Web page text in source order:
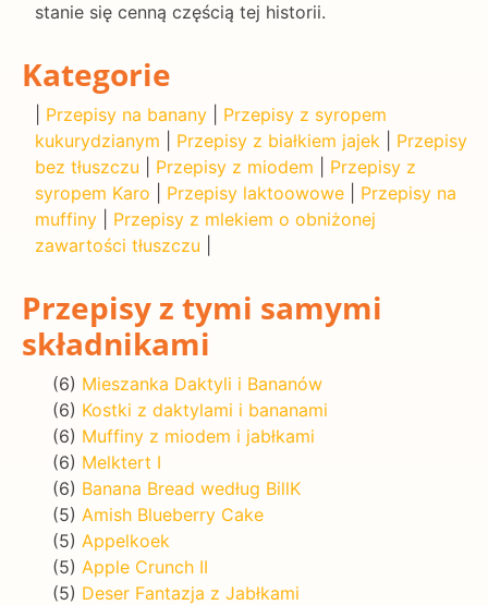
stanie się cenną częścią tej historii.
Kategorie
Przepisy na banany
Przepisy z syropem
kukurydzianym
Przepisy z białkiem jajek
Przepisy
bez tłuszczu
Przepisy z miodem
Przepisy z
syropem Karo
Przepisy laktoowowe
Przepisy na
muffiny
Przepisy z mlekiem o obniżonej
zawartości tłuszczu
Przepisy z tymi samymi
składnikami
(6) Mieszanka Daktyli i Bananów
(6) Kostki z daktylami i bananami
(6) Muffiny z miodem i jabłkami
(6) Melktert I
(6) Banana Bread według BillK
(5) Amish Blueberry Cake
(5) Appelkoek
(5) Apple Crunch II
(5) Deser Fantazja z Jabłkami